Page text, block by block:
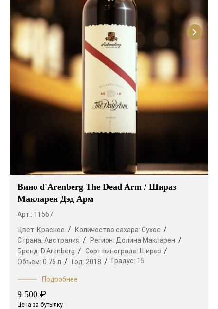
Вино d'Arenberg The Dead Arm / Шираз
Макларен Дэд Арм
Арт.: 11567
Цвет: Красное Количество сахара: Сухое
Страна: Австралия Регион: Долина Макларен
Бренд: D'Arenberg Сорт винограда: Шираз
Объем: 0.75 л Год: 2018 Градус: 15
Подробнее
9 500 ₽
Цена за бутылку